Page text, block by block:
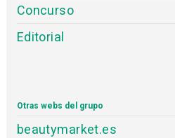
Concurso
Editorial
Otras webs del grupo
beautymarket.es